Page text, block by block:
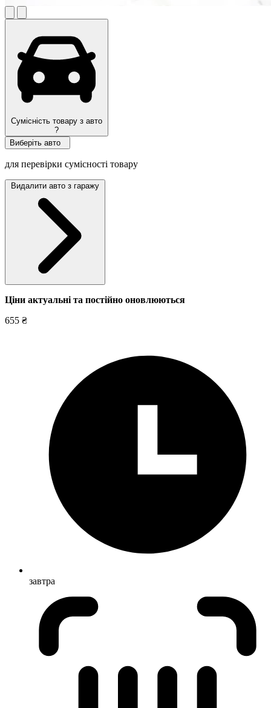
Сумісність товару з авто
?
Виберіть авто
для перевірки сумісності товару
Видалити авто з гаражу
Ціни актуальні та постійно оновлюються
655 ₴
завтра